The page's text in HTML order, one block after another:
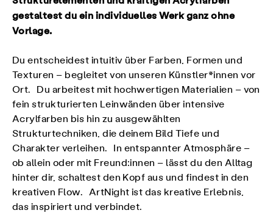
gestaltest du ein individuelles Werk ganz ohne
Vorlage.
Du entscheidest intuitiv über Farben, Formen und
Texturen – begleitet von unseren Künstler*innen vor
Ort. Du arbeitest mit hochwertigen Materialien – von
fein strukturierten Leinwänden über intensive
Acrylfarben bis hin zu ausgewählten
Strukturtechniken, die deinem Bild Tiefe und
Charakter verleihen. In entspannter Atmosphäre –
ob allein oder mit Freund:innen – lässt du den Alltag
hinter dir, schaltest den Kopf aus und findest in den
kreativen Flow. ArtNight ist das kreative Erlebnis,
das inspiriert und verbindet.